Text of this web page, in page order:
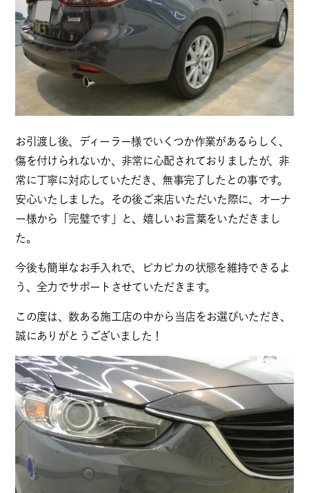
お引渡し後、ディーラー様でいくつか作業があるらしく、
傷を付けられないか、非常に心配されておりましたが、非
常に丁寧に対応していただき、無事完了したとの事です。
安心いたしました。その後ご来店いただいた際に、オーナ
ー様から「完璧です」と、嬉しいお言葉をいただきまし
た。
今後も簡単なお手入れで、ピカピカの状態を維持できるよ
う、全力でサポートさせていただきます。
この度は、数ある施工店の中から当店をお選びいただき、
誠にありがとうございました！